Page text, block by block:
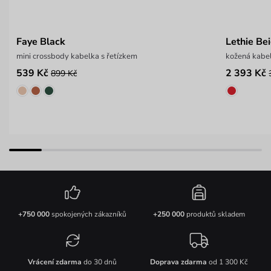
Faye Black
mini crossbody kabelka s řetízkem
539 Kč 899 Kč
Lethie
kožená
2 393 Kč
+750 000spokojených zákazníků +250 000produktů skladem
Vrácení zdarma do 30 dnů Doprava zdarma od 1 300 Kč